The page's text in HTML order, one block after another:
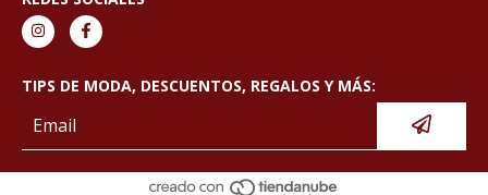
TIPS DE MODA, DESCUENTOS, REGALOS Y MÁS: